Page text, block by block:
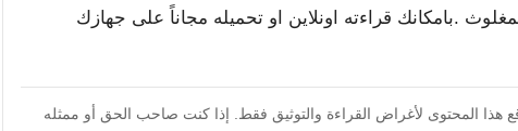
.بامكانك قراءته اونلاين او تحميله مجاناً على جهازك
هذا المحتوى لأغراض القراءة والتوثيق فقط. إذا كنت صاحب الحق أو ممثله